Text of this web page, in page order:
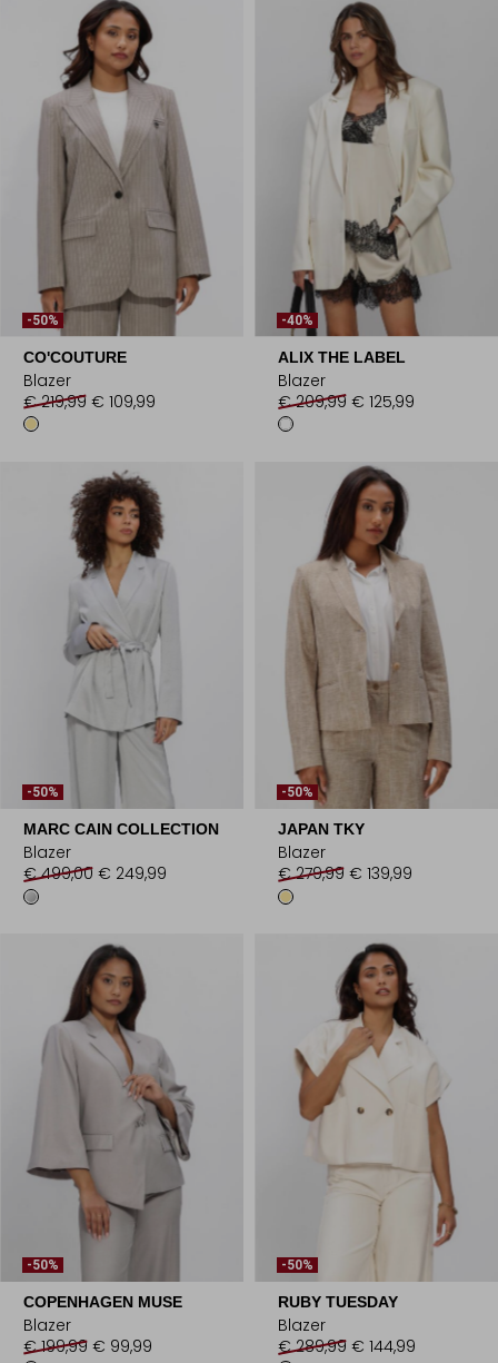
-50%
CO'COUTURE
Blazer
€ 219,99 € 109,99
-40%
ALIX THE LABEL
Blazer
€ 209,99 € 125,99
-50%
MARC CAIN COLLECTION
Blazer
€ 499,00 € 249,99
-50%
JAPAN TKY
Blazer
€ 279,99 € 139,99
-50%
COPENHAGEN MUSE
Blazer
€ 199,99 € 99,99
-50%
RUBY TUESDAY
Blazer
€ 289,99 € 144,99